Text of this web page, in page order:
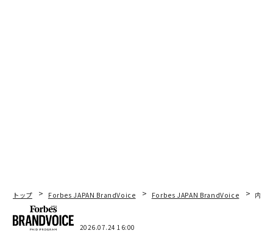
トップ Forbes JAPAN BrandVoice Forbes JAPAN BrandVoice 内製
2026.07.24 16:00